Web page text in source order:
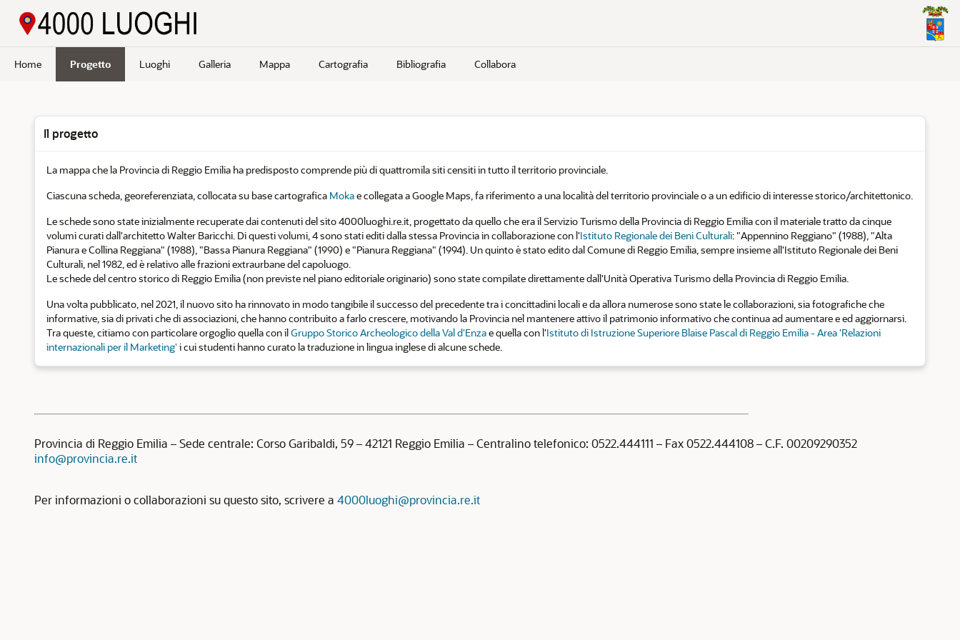
Home Progetto Luoghi Galleria Mappa Cartografia Bibliografia Collabora
Il progetto
La mappa che la Provincia di Reggio Emilia ha predisposto comprende più di quattromila siti censiti in tutto il territorio provinciale.
Ciascuna scheda, georeferenziata, collocata su base cartografica Mokae collegata a Google Maps, fa riferimento a una località del territorio provinciale o a un edificio di interesse storico/architettonico.
Le schede sono state inizialmente recuperate dai contenuti del sito 4000luoghi.re.it, progettato da quello che era il Servizio Turismo della Provincia di Reggio Emilia con il materiale tratto da cinque
volumi curati dall'architetto Walter Baricchi. Di questi volumi, 4 sono stati editi dalla stessa Provincia in collaborazione con l'Istituto Regionale dei Beni Culturali: "Appennino Reggiano" (1988), "Alta
Pianura e Collina Reggiana" (1988), "Bassa Pianura Reggiana" (1990) e "Pianura Reggiana" (1994). Un quinto è stato edito dal Comune di Reggio Emilia, sempre insieme all'Istituto Regionale dei Beni
Culturali, nel 1982, ed è relativo alle frazioni extraurbane del capoluogo.
Le schede del centro storico di Reggio Emilia (non previste nel piano editoriale originario) sono state compilate direttamente dall'Unità Operativa Turismo della Provincia di Reggio Emilia.
Una volta pubblicato, nel 2021, il nuovo sito ha rinnovato in modo tangibile il successo del precedente tra i concittadini locali e da allora numerose sono state le collaborazioni, sia fotografiche che
informative, sia di privati che di associazioni, che hanno contribuito a farlo crescere, motivando la Provincia nel mantenere attivo il patrimonio informativo che continua ad aumentare e ed aggiornarsi.
Tra queste, citiamo con particolare orgoglio quella con ilGruppo Storico Archeologico della Val d'Enzae quella con l'Istituto di Istruzione Superiore Blaise Pascal di Reggio Emilia - Area 'Relazioni
internazionali per il Marketing'i cui studenti hanno curato la traduzione in lingua inglese di alcune schede.
Provincia di Reggio Emilia – Sede centrale: Corso Garibaldi, 59 – 42121 Reggio Emilia – Centralino telefonico: 0522.444111 – Fax 0522.444108 – C.F. 00209290352
info@provincia.re.it
Per informazioni o collaborazioni su questo sito, scrivere a 4000luoghi@provincia.re.it